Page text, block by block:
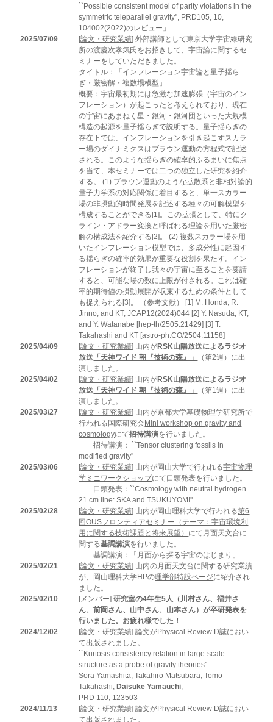
``Possible consistent model of parity violations in the
symmetric teleparallel gravity'', PRD105, 10,
104002(2022)のレビュー」
2025/07/09
[論文・研究業績] 外部講師として東京大学宇宙線研究
所の渡慶次孝気氏をお招きして、宇宙論に関するセ
ミナーをしていただきました。
タイトル：「インフレーション宇宙論と量子揺ら
ぎ・厳密解・複数場模型」
概要：宇宙最初期には急激な加速膨張（宇宙のイン
フレーション）が起こったと考えられており、現在
の宇宙にあまねく星・銀河・銀河団といった大規模
構造の起源を量子揺らぎで説明する。量子揺らぎの
存在下では、インフレーションを引き起こすスカラ
ー場のダイナミクスはブラウン運動の方程式で記述
される。このような揺らぎの確率的ふるまいに焦点
を当て、本セミナーでは二つの独立した研究を紹介
する。 (1) ブラウン運動のような拡散系と非相対論的
量子力学系の対応関係に着目すると、単一スカラー
場の非摂動的時間発展を記述する種々の可解模型を
構成することができる[1]。この拡張として、特にク
ライン・アドラー変換と呼ばれる理論を用いた厳密
解の構成法を紹介する[2]。 (2) 複数スカラー場を用
いたインフレーション模型では、多成分性に起因す
る揺らぎの確率的効果が重要な役割を果たす。イン
フレーションが終了し我々の宇宙に至ることを要請
すると、可能な場の数に上限が付される。これは確
率的期待値の摂動展開が収束するための条件として
も捉えられる[3]。 （参考文献） [1] M. Honda, R.
Jinno, and KT, JCAP12(2024)044 [2] Y. Nasuda, KT,
and Y. Watanabe [hep-th/2505.21429] [3] T.
Takahashi and KT [astro-ph.CO/2504.11158]
2025/04/09
[論文・研究業績] 山内がRSK山陽放送によるラジオ
放送 「天神ワイド 朝『技術の森』」
（第2週）に出
演しました。
2025/04/02
[論文・研究業績] 山内がRSK山陽放送によるラジオ
放送 「天神ワイド 朝『技術の森』」
（第1週）に出
演しました。
2025/03/27
[論文・研究業績] 山内が京都大学基礎物理学研究所で
行われる国際研究会Mini workshop on gravity and
cosmologyにて招待講演を行いました。
招待講演： ``Tensor clustering fossils in
modified gravity''
2025/03/06
[論文・研究業績] 山内が岡山大学で行われる宇宙物理
学ミニワークショップにて口頭発表を行いました。
口頭発表：``Cosmology with neutral hydrogen
21 cm line: SKA and TSUKUYOMI''
2025/02/28
[論文・研究業績] 山内が岡山理科大学で行われる第6
回OUSフロンティアセミナー（テーマ：宇宙環境利
用に関する技術課題と将来展望） にて月面天文台に
関する基調講演を行いました。
基調講演：「月面から探る宇宙のはじまり」
2025/02/21
[論文・研究業績] 山内の月面天文台に関する研究業績
が、岡山理科大学HPの理学部特設ページに紹介され
ました。
2025/02/10
[メンバー]研究室の4年生5人（川村さん、福井さ
ん、前岡さん、山中さん、山本さん）が卒研発表を
行いました。お疲れ様でした！
2024/12/02
[論文・研究業績] 論文がPhysical Review D誌におい
て出版されました。
``Kurtosis consistency relation in large-scale
structure as a probe of gravity theories''
Sora Yamashita, Takahiro Matsubara, Tomo
Takahashi,Daisuke Yamauchi,
PRD 110, 123503
2024/11/13
[論文・研究業績] 論文がPhysical Review D誌におい
て出版されました。